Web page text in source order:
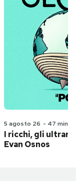
5 agosto 26 - 47 min
I ricchi, gli
Evan Osnos